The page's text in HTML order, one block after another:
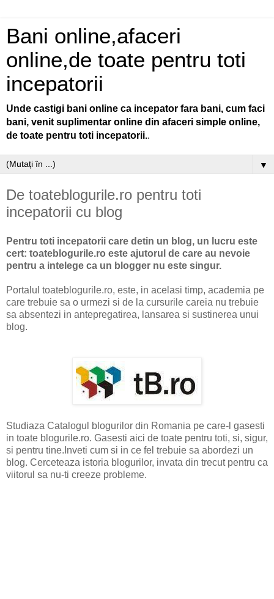
Bani online,afaceri
online,de toate pentru toti
incepatorii
Unde castigi bani online ca incepator fara bani, cum faci
bani, venit suplimentar online din afaceri simple online,
de toate pentru toti incepatorii..
▼
De toateblogurile.ro pentru toti
incepatorii cu blog
Pentru toti incepatorii care detin un blog, un lucru este
cert: toateblogurile.ro este ajutorul de care au nevoie
pentru a intelege ca un blogger nu este singur.
Portalul toateblogurile.ro, este, in acelasi timp, academia pe
care trebuie sa o urmezi si de la cursurile careia nu trebuie
sa absentezi in antepregatirea, lansarea si sustinerea unui
blog.
Studiaza Catalogul blogurilor din Romania pe care-l gasesti
in toate blogurile.ro. Gasesti aici de toate pentru toti, si, sigur,
si pentru tine.Inveti cum si in ce fel trebuie sa abordezi un
blog. Cerceteaza istoria blogurilor, invata din trecut pentru ca
viitorul sa nu-ti creeze probleme.